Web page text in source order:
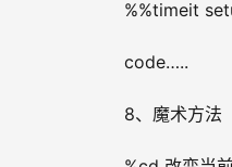
%%timeit
code…..
8、魔术方法